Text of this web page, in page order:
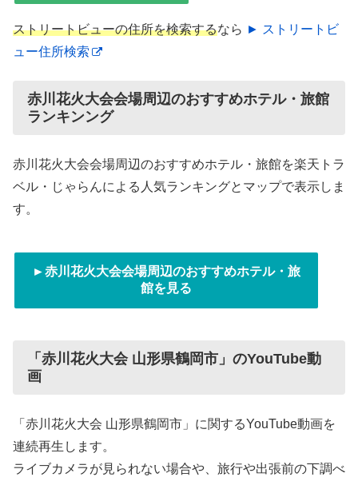
ストリートビューの住所を検索するなら ► ストリートビ
ュー住所検索
赤川花火大会会場周辺のおすすめホテル・旅館
ランキンング
赤川花火大会会場周辺のおすすめホテル・旅館を楽天トラ
ベル・じゃらんによる人気ランキングとマップで表示しま
す。
►赤川花火大会会場周辺のおすすめホテル・旅
館を見る
「赤川花火大会 山形県鶴岡市」のYouTube動
画
「赤川花火大会 山形県鶴岡市」に関するYouTube動画を
連続再生します。
ライブカメラが見られない場合や、旅行や出張前の下調べ